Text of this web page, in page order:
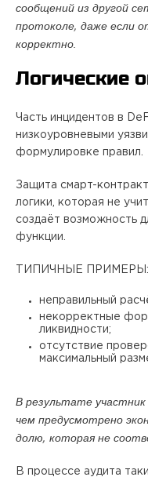
сообщений из другой
протоколе, даже если
корректно.
Логические
Часть инцидентов в
низкоуровневыми
формулировке правил.
Защита смарт-
логики, которая не
создаёт возможность
функции.
ТИПИЧНЫЕ ПРИМЕРЫ:
неправильный
некорректные
ликвидности;
отсутствие
максимальный
В результате
чем предусмотрено
долю, которая не
В процессе аудита